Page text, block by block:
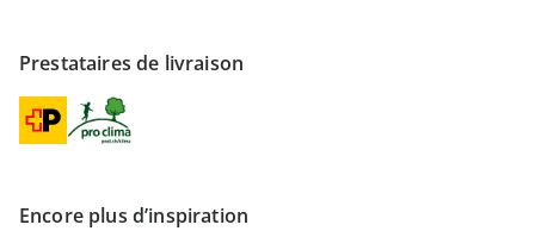
Prestataires de livraison
Encore plus d’inspiration